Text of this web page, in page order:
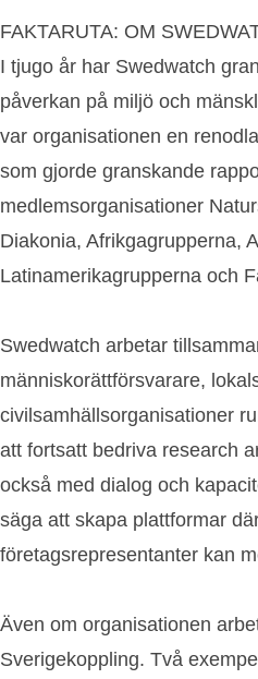
FAKTARUTA: OM
I tjugo år har Swedwatch
påverkan på miljö och
var organisationen en
som gjorde granskande
medlemsorganisationer
Diakonia, Afrikgagrupperna,
Latinamerikagrupperna och
Swedwatch arbetar
människorättförsvarare,
civilsamhällsorganisationer
att fortsatt bedriva research
också med dialog och
säga att skapa plattformar
företagsrepresentanter kan
Även om organisationen
Sverigekoppling. Två